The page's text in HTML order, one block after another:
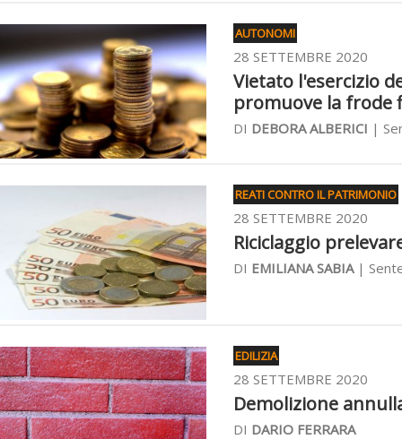
AUTONOMI
28 SETTEMBRE 2020
Vietato l'esercizio
promuove la frode
DI DEBORA ALBERICI |
REATI CONTRO IL PATRIMONIO
28 SETTEMBRE 2020
Riciclaggio
DI EMILIANA SABIA|
EDILIZIA
28 SETTEMBRE 2020
Demolizione
DI DARIO FERRARA